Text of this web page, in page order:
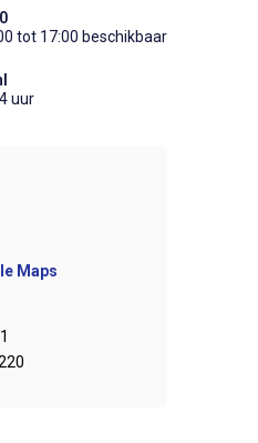
tot 17:00 beschikbaar
uur
Maps